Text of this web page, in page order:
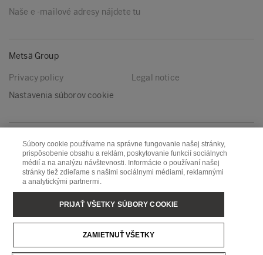
Naše e -mailové adresy nájdete tu
Metsä Group
Privacy policy
Legal notice
Nastavenia súborov cookie
Nasleduj nás
LinkedIn Youtube
Metsä Fibre
Metsä Forest
Metsä Spring
Metsä Wood
Súbory cookie používame na správne fungovanie našej stránky,
prispôsobenie obsahu a reklám, poskytovanie funkcií sociálnych
médií a na analýzu návštevnosti. Informácie o používaní našej
stránky tiež zdieľame s našimi sociálnymi médiami, reklamnými
a analytickými partnermi.
ZAMIETNUŤ VŠETKY
PRIJAŤ VŠETKY SÚBORY COOKIE